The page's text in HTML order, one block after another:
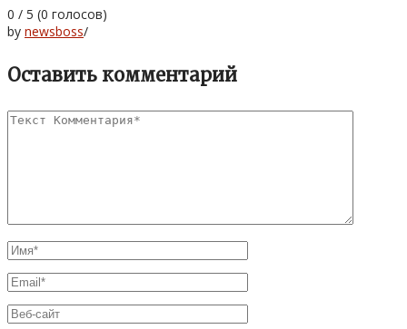
0 / 5 (0 голосов)
by newsboss/
Оставить комментарий